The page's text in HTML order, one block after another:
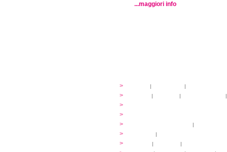
...maggiori info
> | |
> | | |
>
>
> |
> |
> | |